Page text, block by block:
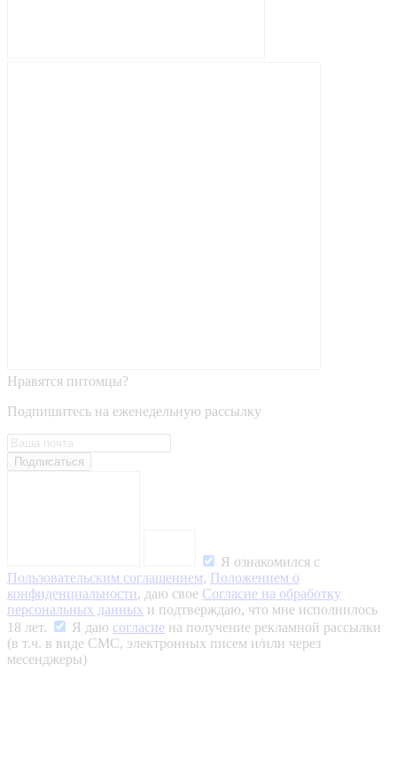
Нравятся питомцы?
Подпишитесь на еженедельную рассылку
Подписаться
Я ознакомился с
Пользовательским соглашением, Положением о
конфиденциальности, даю свое Согласие на обработку
персональных данных и подтверждаю, что мне исполнилось
18 лет.
Я даю согласие на получение рекламной рассылки
(в т.ч. в виде СМС, электронных писем и/или через
месенджеры)